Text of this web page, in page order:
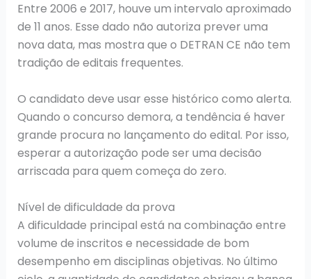
Entre 2006 e 2017, houve um intervalo aproximado
de 11 anos. Esse dado não autoriza prever uma
nova data, mas mostra que o DETRAN CE não tem
tradição de editais frequentes.
O candidato deve usar esse histórico como alerta.
Quando o concurso demora, a tendência é haver
grande procura no lançamento do edital. Por isso,
esperar a autorização pode ser uma decisão
arriscada para quem começa do zero.
Nível de dificuldade da prova
A dificuldade principal está na combinação entre
volume de inscritos e necessidade de bom
desempenho em disciplinas objetivas. No último